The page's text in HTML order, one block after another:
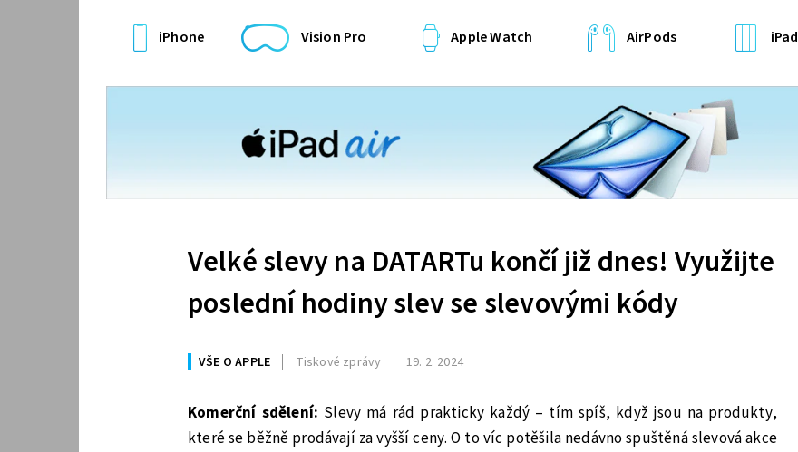
iPhone Vision Pro Apple Watch AirPods iPad
Velké slevy na DATARTu končí již dnes! Využijte
poslední hodiny slev se slevovými kódy
VŠE O APPLE Tiskové zprávy 19. 2. 2024
Komerční sdělení: Slevy má rád prakticky každý – tím spíš, když jsou na produkty,
které se běžně prodávají za vyšší ceny. O to víc potěšila nedávno spuštěná slevová akce